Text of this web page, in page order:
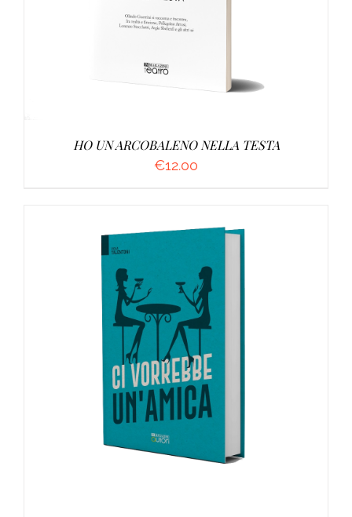
HO UN ARCOBALENO NELLA TESTA
€12.00
AGGIUNGI AL CARRELLO /